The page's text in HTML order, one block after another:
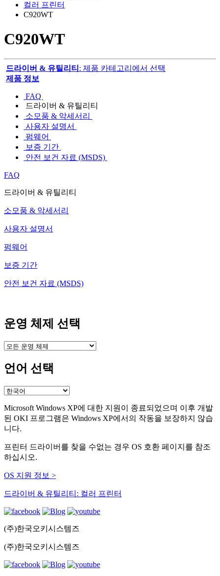
컬러 프린터
C920WT
C920WT
드라이버 & 유틸리티 : 제품 카테고리에서 선택
제품 정보
FAQ
드라이버 & 유틸리티
소모품 & 악세서리
사용자 설명서
펌웨어
보증 기간
안전 보건 자료 (MSDS)
FAQ
드라이버 & 유틸리티
소모품 & 악세서리
사용자 설명서
펌웨어
보증 기간
안전 보건 자료 (MSDS)
운영 체제 선택
언어 선택
Microsoft Windows XP에 대한 지원이 종료되었으며 이후 개발
된 OKI 프로그램은 Windows XP에서의 작동을 보장하지 않습
니다.
프린터 드라이버를 찾을 수없는 경우 OS 호환 페이지를 참조
하십시오.
OS 지원 정보 >
드라이버 & 유틸리티: 컬러 프린터
(주)한국오키시스템즈
(주)한국오키시스템즈